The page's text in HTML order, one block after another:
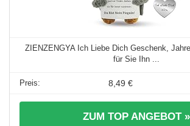
ZIENZENGYA Ich Liebe Dich Geschenk,
für Sie Ihn ...
8,49 €
ZUM TOP ANGEBOT »